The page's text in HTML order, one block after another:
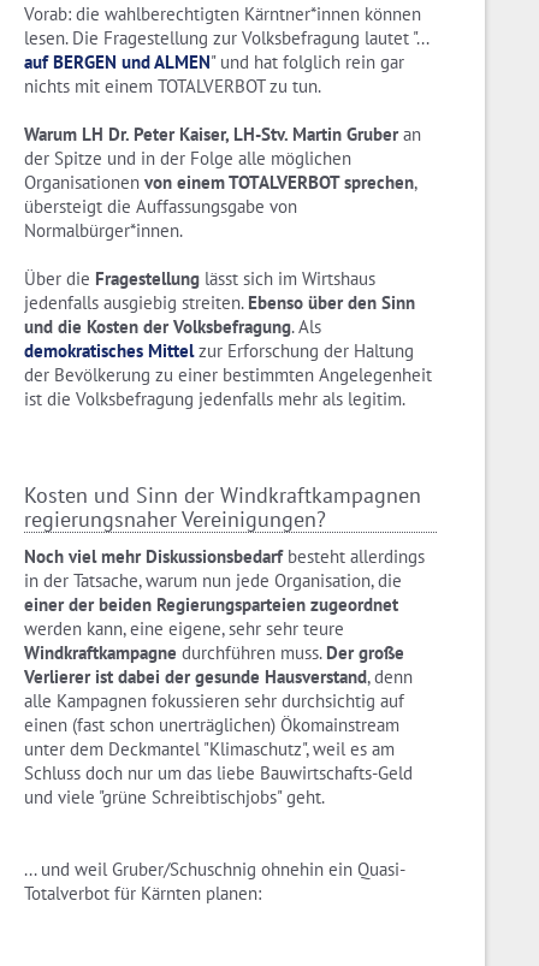
Vorab: die wahlberechtigten Kärntner*innen können
lesen. Die Fragestellung zur Volksbefragung lautet "...
auf BERGEN und ALMEN" und hat folglich rein gar
nichts mit einem TOTALVERBOT zu tun.
Warum LH Dr. Peter Kaiser, LH-Stv. Martin Gruberan
der Spitze und in der Folge alle möglichen
Organisationen von einem TOTALVERBOT sprechen,
übersteigt die Auffassungsgabe von
Normalbürger*innen.
Über die Fragestellung lässt sich im Wirtshaus
jedenfalls ausgiebig streiten. Ebenso über den Sinn
und die Kosten der Volksbefragung. Als
demokratisches Mittelzur Erforschung der Haltung
der Bevölkerung zu einer bestimmten Angelegenheit
ist die Volksbefragung jedenfalls mehr als legitim.
Kosten und Sinn der Windkraftkampagnen
regierungsnaher Vereinigungen?
Noch viel mehr Diskussionsbedarfbesteht allerdings
in der Tatsache, warum nun jede Organisation, die
einer der beiden Regierungsparteien zugeordnet
werden kann, eine eigene, sehr sehr teure
Windkraftkampagne durchführen muss. Der große
Verlierer ist dabei der gesunde Hausverstand, denn
alle Kampagnen fokussieren sehr durchsichtig auf
einen (fast schon unerträglichen) Ökomainstream
unter dem Deckmantel "Klimaschutz", weil es am
Schluss doch nur um das liebe Bauwirtschafts-Geld
und viele "grüne Schreibtischjobs" geht.
... und weil Gruber/Schuschnig ohnehin ein Quasi-
Totalverbot für Kärnten planen: